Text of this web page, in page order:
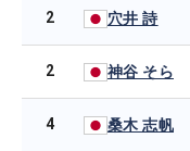
2 穴井 詩
2 神谷 そら
4 桑木 志帆